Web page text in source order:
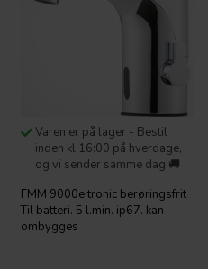
Varen er på lager - Bestil
inden kl 16:00 på hverdage,
og vi sender samme dag 🚚
FMM 9000e tronic berøringsfrit
Til batteri. 5 l.min. ip67. kan
ombygges